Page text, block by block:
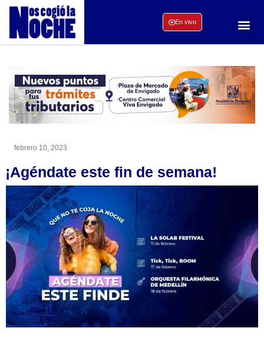
En vivo
febrero 10, 2023
¡Agéndate este fin de semana!